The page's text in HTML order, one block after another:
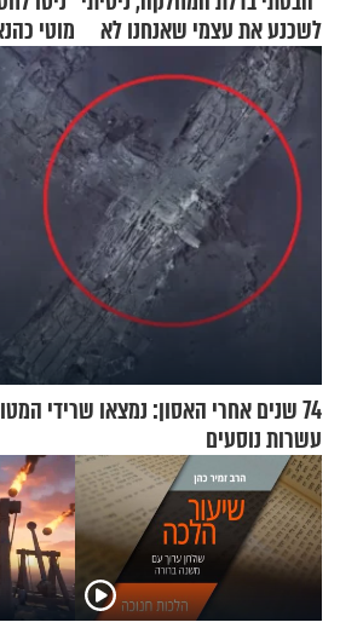
לשכנע את עצמי שאנחנו לא
שייכים לשם"
מוטי
74 שנים אחרי האסון: נמצאו שרידי
עשרות נוסעים